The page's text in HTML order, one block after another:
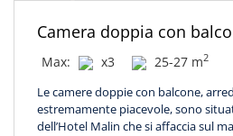
Camera doppia con
Max: x3 25-27 m2
Le camere doppie con balcone,
estremamente piacevole, sono
dell’Hotel Malin che si affaccia sul